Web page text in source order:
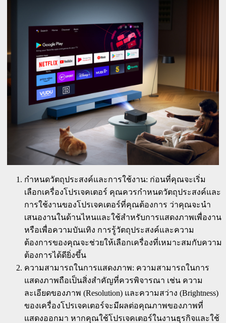
กำหนดวัตถุประสงค์และการใช้งาน: ก่อนที่คุณจะเริ่ม
เลือกเครื่องโปรเจคเตอร์ คุณควรกำหนดวัตถุประสงค์และ
การใช้งานของโปรเจคเตอร์ที่คุณต้องการ ว่าคุณจะนำ
เสนองานในด้านไหนและใช้สำหรับการแสดงภาพเพื่องาน
หรือเพื่อความบันเทิง การรู้วัตถุประสงค์และความ
ต้องการของคุณจะช่วยให้เลือกเครื่องที่เหมาะสมกับความ
ต้องการได้ดียิ่งขึ้น
ความสามารถในการแสดงภาพ: ความสามารถในการ
แสดงภาพถือเป็นสิ่งสำคัญที่ควรพิจารณา เช่น ความ
ละเอียดของภาพ (Resolution) และความสว่าง (Brightness)
ของเครื่องโปรเจคเตอร์จะมีผลต่อคุณภาพของภาพที่
แสดงออกมา หากคุณใช้โปรเจคเตอร์ในงานธุรกิจและใช้